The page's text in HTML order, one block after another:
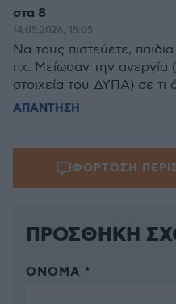
στα 8
14.05.2026, 15:05
Να τους πιστεύετε,
πχ. Μείωσαν την ανεργία
στοιχεία του ΔΥΠΑ) σε τι
ΑΠΑΝΤΗΣΗ
ΦΟΡΤΩΣΗ
ΠΡΟΣΘΗΚΗ
ΌΝΟΜΑ *